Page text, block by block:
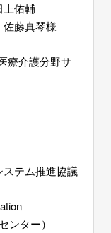
佑輔
藤真琴様
療介護分野サ
テム推進協議
ンター）